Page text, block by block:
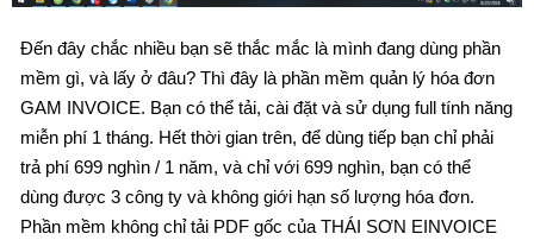
Đến đây chắc nhiều bạn sẽ thắc mắc là mình đang dùng phần
mềm gì, và lấy ở đâu? Thì đây là phần mềm quản lý hóa đơn
GAM INVOICE. Bạn có thể tải, cài đặt và sử dụng full tính năng
miễn phí 1 tháng. Hết thời gian trên, để dùng tiếp bạn chỉ phải
trả phí 699 nghìn / 1 năm, và chỉ với 699 nghìn, bạn có thể
dùng được 3 công ty và không giới hạn số lượng hóa đơn.
Phần mềm không chỉ tải PDF gốc của THÁI SƠN EINVOICE